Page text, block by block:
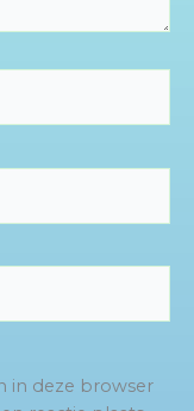
in deze browser